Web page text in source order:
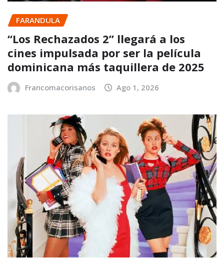
FARANDULA
“Los Rechazados 2” llegará a los
cines impulsada por ser la película
dominicana más taquillera de 2025
Francomacorisanos Ago 1, 2026